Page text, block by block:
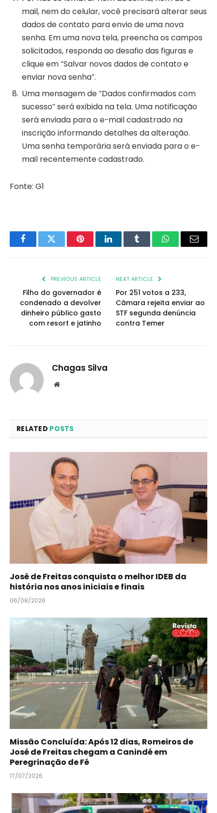
mail, nem do celular, você precisará alterar seus
dados de contato para envio de uma nova
senha. Em uma nova tela, preencha os campos
solicitados, responda ao desafio das figuras e
clique em “Salvar novos dados de contato e
enviar nova senha”.
Uma mensagem de “Dados confirmados com
sucesso” será exibida na tela. Uma notificação
será enviada para o e-mail cadastrado na
inscrição informando detalhes da alteração.
Uma senha temporária será enviada para o e-
mail recentemente cadastrado.
Fonte: G1
FacebookTwitter PinterestLinkedInTumblr WhatsAppEmail
PREVIOUS ARTICLE
Filho do governador é
condenado a devolver
dinheiro público gasto
com resort e jatinho
NEXT ARTICLE
Por 251 votos a 233,
Câmara rejeita enviar ao
STF segunda denúncia
contra Temer
Chagas Silva
Website
RELATED POSTS
José de Freitas conquista o melhor IDEB da
história nos anos iniciais e finais
06/08/2026
Missão Concluída: Após 12 dias, Romeiros de
José de Freitas chegam a Canindé em
Peregrinação de Fé
17/07/2026